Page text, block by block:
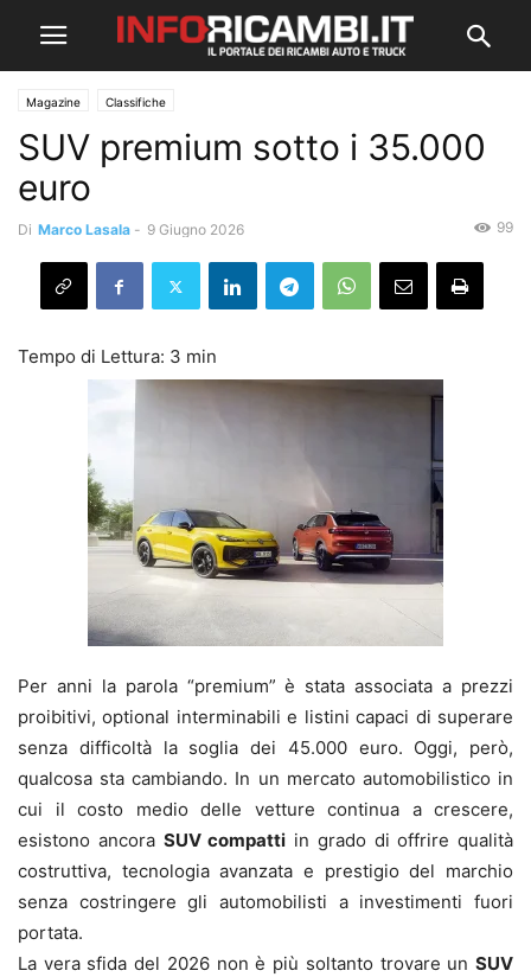
Magazine Classifiche
SUV premium sotto i 35.000
euro
Di Marco Lasala - 9 Giugno 2026 99
Per anni la parola “premium” è stata associata a prezzi
proibitivi, optional interminabili e listini capaci di superare
senza difficoltà la soglia dei 45.000 euro. Oggi, però,
qualcosa sta cambiando. In un mercato automobilistico in
cui il costo medio delle vetture continua a crescere,
esistono ancora SUV compatti in grado di offrire qualità
costruttiva, tecnologia avanzata e prestigio del marchio
senza costringere gli automobilisti a investimenti fuori
portata.
La vera sfida del 2026 non è più soltanto trovare un SUV